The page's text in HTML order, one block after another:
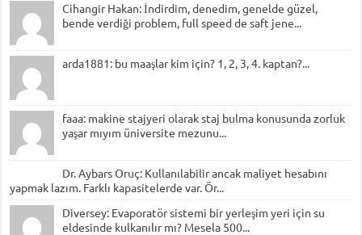
Cihangir Hakan: İndirdim, denedim, genelde güzel,
bende verdiği problem, full speed de saft jene...
arda1881: bu maaşlar kim için? 1, 2, 3, 4. kaptan?...
faaa: makine stajyeri olarak staj bulma konusunda zorluk
yaşar mıyım üniversite mezunu...
Dr. Aybars Oruç: Kullanılabilir ancak maliyet hesabını
yapmak lazım. Farklı kapasitelerde var. Ör...
Diversey: Evaporatör sistemi bir yerleşim yeri için su
eldesinde kulkanılır mı? Mesela 500...